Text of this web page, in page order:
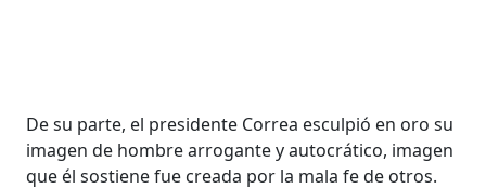
De su parte, el presidente Correa esculpió en oro su
imagen de hombre arrogante y autocrático, imagen
que él sostiene fue creada por la mala fe de otros.